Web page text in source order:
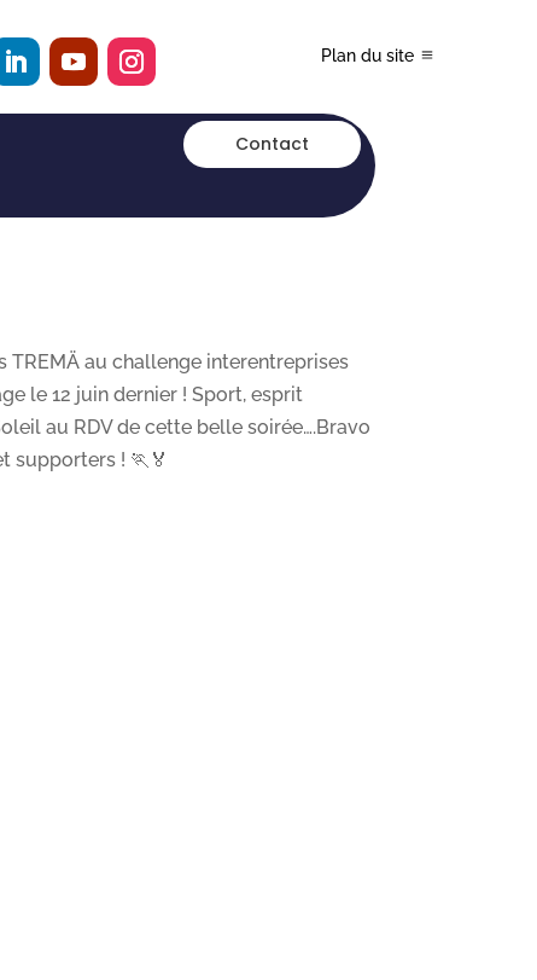
Plan du site
Contact
TREMÄ au challenge interentreprises
le 12 juin dernier ! Sport, esprit
au RDV de cette belle soirée….Bravo
supporters ! 🏃‍🏅